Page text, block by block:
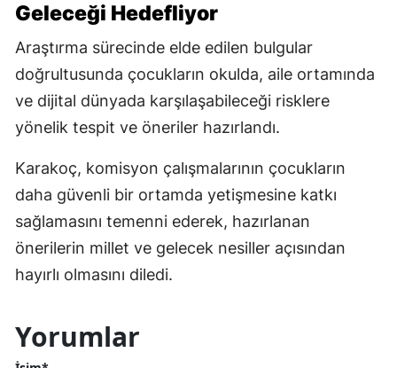
Geleceği Hedefliyor
Araştırma sürecinde elde edilen bulgular
doğrultusunda çocukların okulda, aile ortamında
ve dijital dünyada karşılaşabileceği risklere
yönelik tespit ve öneriler hazırlandı.
Karakoç, komisyon çalışmalarının çocukların
daha güvenli bir ortamda yetişmesine katkı
sağlamasını temenni ederek, hazırlanan
önerilerin millet ve gelecek nesiller açısından
hayırlı olmasını diledi.
Yorumlar